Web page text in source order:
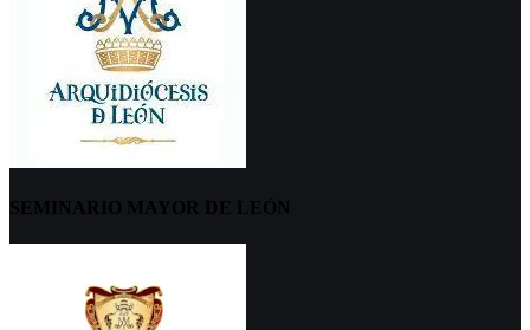
SEMINARIO MAYOR DE LEÓN